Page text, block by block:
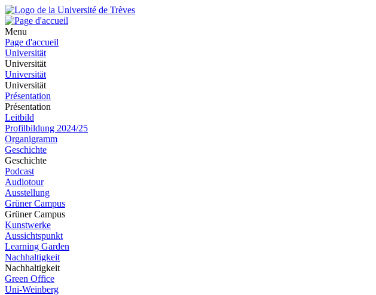
Menu
Page d'accueil
Universität
Universität
Universität
Universität
Présentation
Présentation
Leitbild
Profilbildung 2024/25
Organigramm
Geschichte
Geschichte
Podcast
Audiotour
Ausstellung
Grüner Campus
Grüner Campus
Kunstwerke
Aussichtspunkt
Learning Garden
Nachhaltigkeit
Nachhaltigkeit
Green Office
Uni-Weinberg